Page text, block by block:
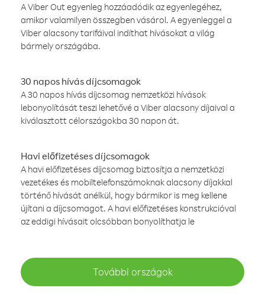
A Viber Out egyenleg hozzáadódik az egyenlegéhez,
amikor valamilyen összegben vásárol. A egyenleggel a
Viber alacsony tarifáival indíthat hívásokat a világ
bármely országába.
30 napos hívás díjcsomagok
A 30 napos hívás díjcsomag nemzetközi hívások
lebonyolítását teszi lehetővé a Viber alacsony díjaival a
kiválasztott célországokba 30 napon át.
Havi előfizetéses díjcsomagok
A havi előfizetéses díjcsomag biztosítja a nemzetközi
vezetékes és mobiltelefonszámoknak alacsony díjakkal
történő hívását anélkül, hogy bármikor is meg kellene
újítani a díjcsomagot. A havi előfizetéses konstrukcióval
az eddigi hívásait olcsóbban bonyolíthatja le
További országok